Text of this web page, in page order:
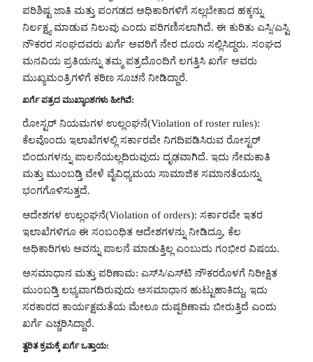
ಪರಿಶಿಷ್ಟ ಜಾತಿ ಮತ್ತು ಪಂಗಡದ ಅಧಿಕಾರಿಗಳಿಗೆ ಸಲ್ಲಬೇಕಾದ ಹಕ್ಕನ್ನು
ನಿರ್ಲಕ್ಷ್ಯ ಮಾಡುವ ನಿಲುವು ಎಂದು ಪರಿಗಣಿಸಲಾಗಿದೆ. ಈ ಕುರಿತು ಎಸ್ಸಿ/ಎಸ್ಟಿ
ನೌಕರರ ಸಂಘದವರು ಖರ್ಗೆ ಅವರಿಗೆ ನೇರ ದೂರು ಸಲ್ಲಿಸಿದ್ದರು. ಸಂಘದ
ಮನವಿಯ ಪ್ರತಿಯನ್ನು ತಮ್ಮ ಪತ್ರದೊಂದಿಗೆ ಲಗತ್ತಿಸಿ ಖರ್ಗೆ ಅವರು
ಮುಖ್ಯಮಂತ್ರಿಗಳಿಗೆ ಕಠಿಣ ಸೂಚನೆ ನೀಡಿದ್ದಾರೆ.
ಖರ್ಗೆ ಪತ್ರದ ಮುಖ್ಯಾಂಶಗಳು ಹೀಗಿವೆ:
ರೋಸ್ಟರ್ ನಿಯಮಗಳ ಉಲ್ಲಂಘನೆ(Violation of roster rules):
ಕೆಲವೊಂದು ಇಲಾಖೆಗಳಲ್ಲಿ ಸರ್ಕಾರವೇ ನಿಗದಿಪಡಿಸಿರುವ ರೋಸ್ಟರ್
ಬಿಂದುಗಳನ್ನು ಪಾಲನೆಯಲ್ಲದಿರುವುದು ದೃಢವಾಗಿದೆ. ಇದು ನೇಮಕಾತಿ
ಮತ್ತು ಮುಂಬಡ್ತಿ ವೇಳೆ ವೈವಿಧ್ಯಮಯ ಸಾಮಾಜಿಕ ಸಮಾನತೆಯನ್ನು
ಭಂಗಗೊಳಿಸುತ್ತದೆ.
ಆದೇಶಗಳ ಉಲ್ಲಂಘನೆ(Violation of orders): ಸರ್ಕಾರವೇ ಇತರ
ಇಲಾಖೆಗಳಿಗೂ ಈ ಸಂಬಂಧಿತ ಆದೇಶಗಳನ್ನು ನೀಡಿದ್ರೂ, ಕೆಲ
ಅಧಿಕಾರಿಗಳು ಅವನ್ನು ಪಾಲನೆ ಮಾಡುತ್ತಿಲ್ಲ ಎಂಬುದು ಗಂಭೀರ ವಿಷಯ.
ಅಸಮಾಧಾನ ಮತ್ತು ಪರಿಣಾಮ: ಎಸ್‌ಸಿ/ಎಸ್‌ಟಿ ನೌಕರರೊಳಗೆ ನಿರೀಕ್ಷಿತ
ಮುಂಬಡ್ತಿ ಲಭ್ಯವಾಗದಿರುವುದು ಅಸಮಾಧಾನ ಹುಟ್ಟುಹಾಕಿದ್ದು, ಇದು
ಸರಕಾರದ ಕಾರ್ಯಕ್ಷಮತೆಯ ಮೇಲೂ ದುಷ್ಪರಿಣಾಮ ಬೀರುತ್ತಿದೆ ಎಂದು
ಖರ್ಗೆ ಎಚ್ಚರಿಸಿದ್ದಾರೆ.
ತ್ವರಿತ ಕ್ರಮಕ್ಕೆ ಖರ್ಗೆ ಒತ್ತಾಯ: